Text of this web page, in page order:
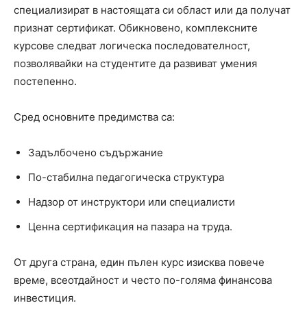
специализират в настоящата си област или да получат
признат сертификат. Обикновено, комплексните
курсове следват логическа последователност,
позволявайки на студентите да развиват умения
постепенно.
Сред основните предимства са:
Задълбочено съдържание
По-стабилна педагогическа структура
Надзор от инструктори или специалисти
Ценна сертификация на пазара на труда.
От друга страна, един пълен курс изисква повече
време, всеотдайност и често по-голяма финансова
инвестиция.